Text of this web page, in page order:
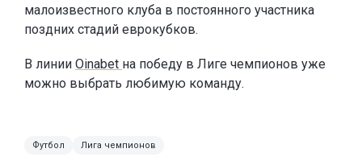
малоизвестного клуба в постоянного участника
поздних стадий еврокубков.
В линии Oinabet на победу в Лиге чемпионов уже
можно выбрать любимую команду.
Футбол Лига чемпионов